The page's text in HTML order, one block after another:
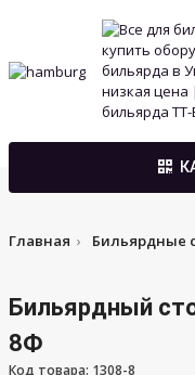
Главная Бильярдные
Бильярдный
8Ф
Код товара: 1308-8